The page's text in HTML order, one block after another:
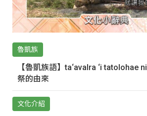
魯凱族
【魯凱族語】ta‘avalra ‘i tatolohae
祭的由來
文化介紹